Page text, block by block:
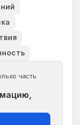
часть